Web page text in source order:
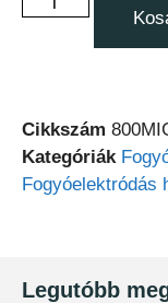
Cikkszám
Kategóriák
Fogyóelektródás
Legutóbb